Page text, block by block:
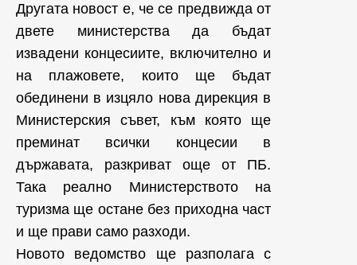
Другата новост е, че се предвижда от
двете министерства да бъдат
извадени концесиите, включително и
на плажовете, които ще бъдат
обединени в изцяло нова дирекция в
Министерския съвет, към която ще
преминат всички концесии в
държавата, разкриват още от ПБ.
Така реално Министерството на
туризма ще остане без приходна част
и ще прави само разходи.
Новото ведомство ще разполага с